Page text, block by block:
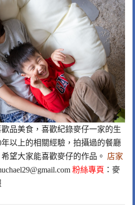
品美食，喜歡紀錄麥仔一家的生
以上的相關經驗，拍攝過的餐廳
望大家能喜歡麥仔的作品。 店家
粉絲專頁 ： 麥